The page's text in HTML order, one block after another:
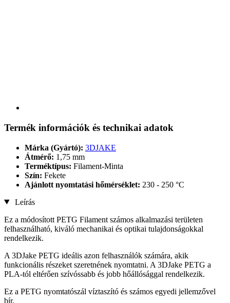
Termék információk és technikai adatok
Márka (Gyártó): 3DJAKE
Átmérő: 1,75 mm
Terméktípus: Filament-Minta
Szín: Fekete
Ajánlott nyomtatási hőmérséklet: 230 - 250 °C
Leírás
Ez a módosított PETG Filament számos alkalmazási területen
felhasználható, kiváló mechanikai és optikai tulajdonságokkal
rendelkezik.
A 3DJake PETG ideális azon felhasználók számára, akik
funkcionális részeket szeretnének nyomtatni. A 3DJake PETG a
PLA-tól eltérően szívóssabb és jobb hőállósággal rendelkezik.
Ez a PETG nyomtatószál víztaszító és számos egyedi jellemzővel
bír.